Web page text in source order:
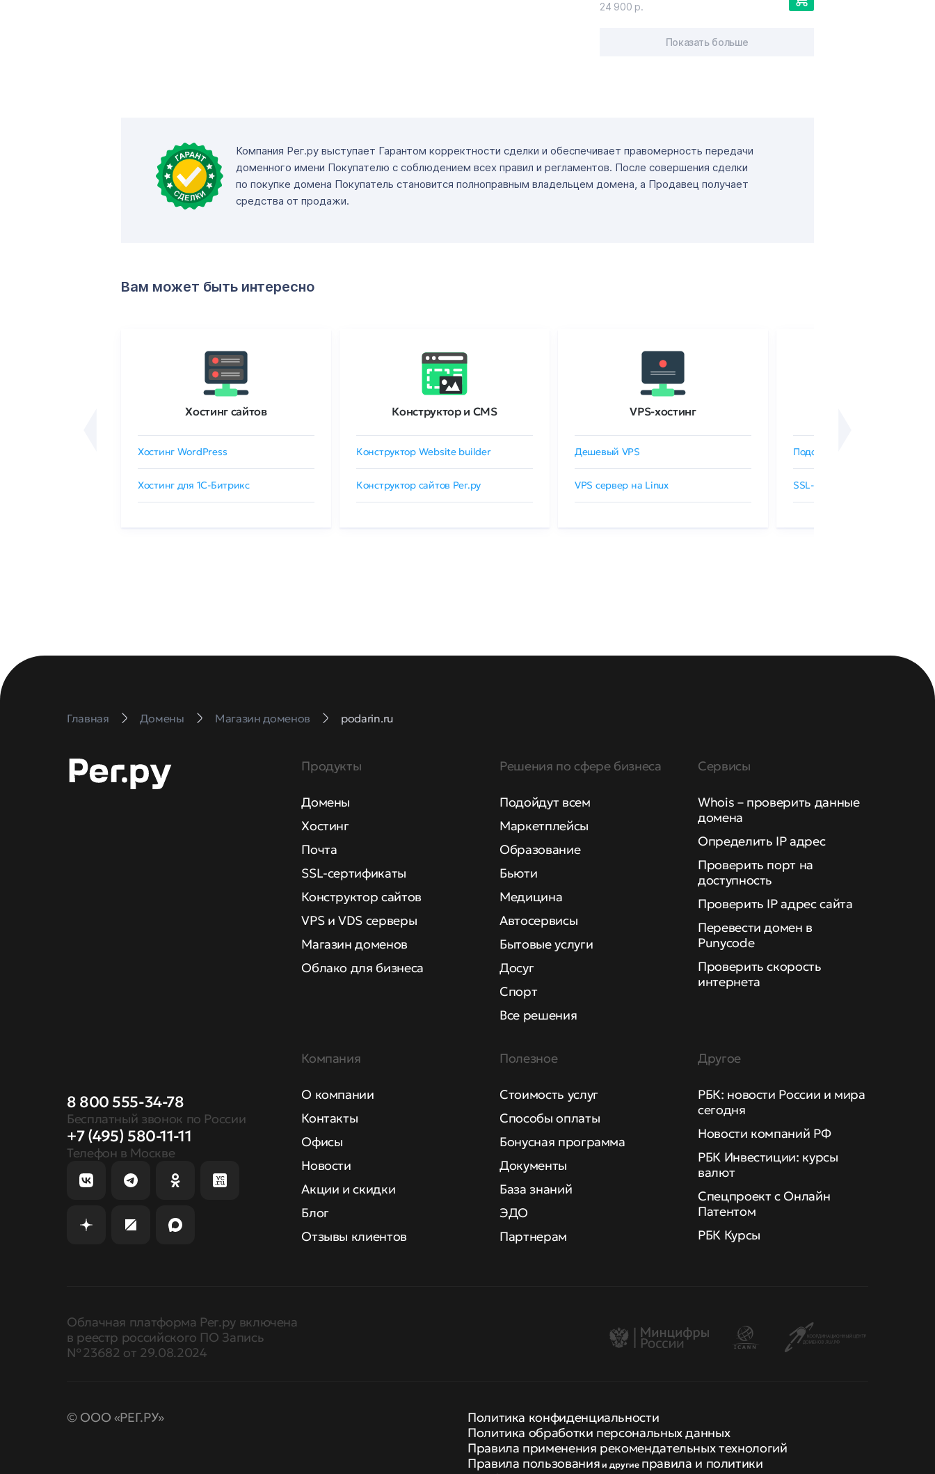
24 900 р.
Показать больше
Компания Рег.ру выступает Гарантом корректности сделки и обеспечивает правомерность передачи
доменного имени Покупателю с соблюдением всех правил и регламентов. После совершения сделки
по покупке домена Покупатель становится полноправным владельцем домена, а Продавец получает
средства от продажи.
Вам может быть интересно
Хостинг сайтов
Хостинг WordPress
Хостинг для 1C-Битрикс
Конструктор и CMS
Конструктор Website builder
Конструктор сайтов Рег.ру
VPS-хостинг
Дешевый VPS
VPS сервер на Linux
Подобрать SSL-сертификат
SSL-сертификаты GlobalSign
Главная Домены Магазин доменов podarin.ru
8 800 555-34-78
Бесплатный звонок по России
+7 (495) 580-11-11
Телефон в Москве
Продукты
Домены
Хостинг
Почта
SSL-сертификаты
Конструктор сайтов
VPS и VDS серверы
Магазин доменов
Облако для бизнеса
Решения по сфере бизнеса
Подойдут всем
Маркетплейсы
Образование
Бьюти
Медицина
Автосервисы
Бытовые услуги
Досуг
Спорт
Все решения
Сервисы
Whois – проверить данные
домена
Определить IP адрес
Проверить порт на
доступность
Проверить IP адрес сайта
Перевести домен в
Punycode
Проверить скорость
интернета
Компания
О компании
Контакты
Офисы
Новости
Акции и скидки
Блог
Отзывы клиентов
Полезное
Стоимость услуг
Способы оплаты
Бонусная программа
Документы
База знаний
ЭДО
Партнерам
Другое
РБК: новости России и мира
сегодня
Новости компаний РФ
РБК Инвестиции: курсы
валют
Спецпроект с Онлайн
Патентом
РБК Курсы
Облачная платформа Рег.ру включена
в реестр российского ПО Запись
№ 23682 от 29.08.2024
© ООО «РЕГ.РУ»
Политика конфиденциальности
Политика обработки персональных данных
Правила применения рекомендательных технологий
Правила пользования и другие правила и политики